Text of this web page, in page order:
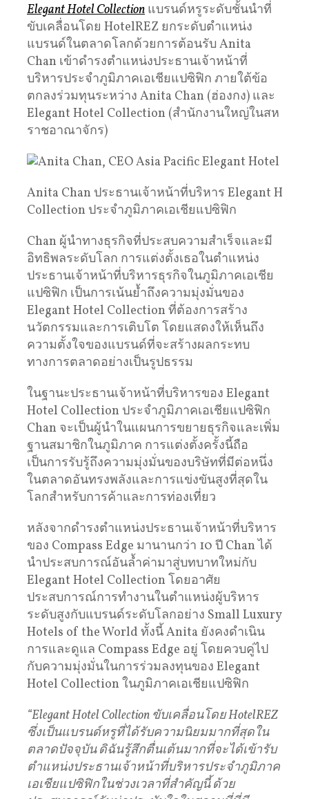
Elegant Hotel Collection แบรนด์หรูระดับชั้นนำที่
ขับเคลื่อนโดย HotelREZ ยกระดับตำแหน่ง
แบรนด์ในตลาดโลกด้วยการต้อนรับ Anita
Chan เข้าดำรงตำแหน่งประธานเจ้าหน้าที่
บริหารประจำภูมิภาคเอเชียแปซิฟิก ภายใต้ข้อ
ตกลงร่วมทุนระหว่าง Anita Chan (ฮ่องกง) และ
Elegant Hotel Collection (สำนักงานใหญ่ในสห
ราชอาณาจักร)
Anita Chan ประธานเจ้าหน้าที่บริหาร Elegant Hotel
Collection ประจำภูมิภาคเอเชียแปซิฟิก
Chan ผู้นำทางธุรกิจที่ประสบความสำเร็จและมี
อิทธิพลระดับโลก การแต่งตั้งเธอในตำแหน่ง
ประธานเจ้าหน้าที่บริหารธุรกิจในภูมิภาคเอเชีย
แปซิฟิก เป็นการเน้นย้ำถึงความมุ่งมั่นของ
Elegant Hotel Collection ที่ต้องการสร้าง
นวัตกรรมและการเติบโต โดยแสดงให้เห็นถึง
ความตั้งใจของแบรนด์ที่จะสร้างผลกระทบ
ทางการตลาดอย่างเป็นรูปธรรม
ในฐานะประธานเจ้าหน้าที่บริหารของ Elegant
Hotel Collection ประจำภูมิภาคเอเชียแปซิฟิก
Chan จะเป็นผู้นำในแผนการขยายธุรกิจและเพิ่ม
ฐานสมาชิกในภูมิภาค การแต่งตั้งครั้งนี้ถือ
เป็นการรับรู้ถึงความมุ่งมั่นของบริษัทที่มีต่อหนึ่ง
ในตลาดอันทรงพลังและการแข่งขันสูงที่สุดใน
โลกสำหรับการค้าและการท่องเที่ยว
หลังจากดำรงตำแหน่งประธานเจ้าหน้าที่บริหาร
ของ Compass Edge มานานกว่า 10 ปี Chan ได้
นำประสบการณ์อันล้ำค่ามาสู่บทบาทใหม่กับ
Elegant Hotel Collection โดยอาศัย
ประสบการณ์การทำงานในตำแหน่งผู้บริหาร
ระดับสูงกับแบรนด์ระดับโลกอย่าง Small Luxury
Hotels of the World ทั้งนี้ Anita ยังคงดำเนิน
การและดูแล Compass Edge อยู่ โดยควบคู่ไป
กับความมุ่งมั่นในการร่วมลงทุนของ Elegant
Hotel Collection ในภูมิภาคเอเชียแปซิฟิก
“Elegant Hotel Collection ขับเคลื่อนโดย HotelREZ
ซึ่งเป็นแบรนด์หรูที่ได้รับความนิยมมากที่สุดใน
ตลาดปัจจุบัน ดิฉันรู้สึกตื่นเต้นมากที่จะได้เข้ารับ
ตำแหน่งประธานเจ้าหน้าที่บริหารประจำภูมิภาค
เอเชียแปซิฟิกในช่วงเวลาที่สำคัญนี้ ด้วย